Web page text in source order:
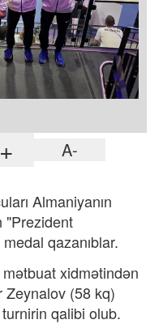
A-
Almaniyanın
"Prezident
qazanıblar.
xidmətindən
(58 kq)
qalibi olub.